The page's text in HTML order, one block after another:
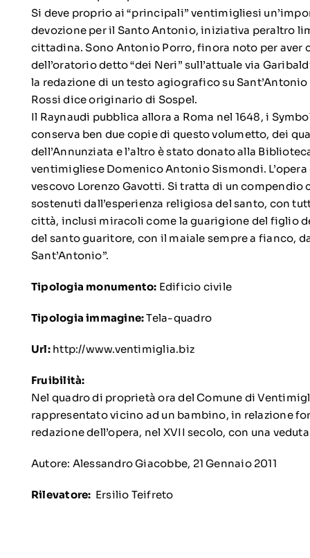
Si deve proprio ai “principali” ventimigliesi
devozione per il Santo Antonio, iniziativa peraltro
cittadina. Sono Antonio Porro, finora noto per aver
dell’oratorio detto “dei Neri” sull’attuale via
la redazione di un testo agiografico su
Rossi dice originario di Sospel.
Il Raynaudi pubblica allora a Roma nel 1648, i
conserva ben due copie di questo volumetto, dei
dell’Annunziata e l’altro è stato donato alla
ventimigliese Domenico Antonio Sismondi.
vescovo Lorenzo Gavotti. Si tratta di un compendio
sostenuti dall’esperienza religiosa del santo, con
città, inclusi miracoli come la guarigione del figlio
del santo guaritore, con il maiale sempre a fianco,
Sant’Antonio”.
Tipologia monumento: Edificio civile
Tipologia immagine:Tela-quadro
Url: http://www.ventimiglia.biz
Fruibilità:
Nel quadro di proprietà ora del Comune di
rappresentato vicino ad un bambino, in relazione
redazione dell’opera, nel XVII secolo, con una
Autore: Alessandro Giacobbe, 21 Gennaio 2011
Rilevatore: Ersilio Teifreto